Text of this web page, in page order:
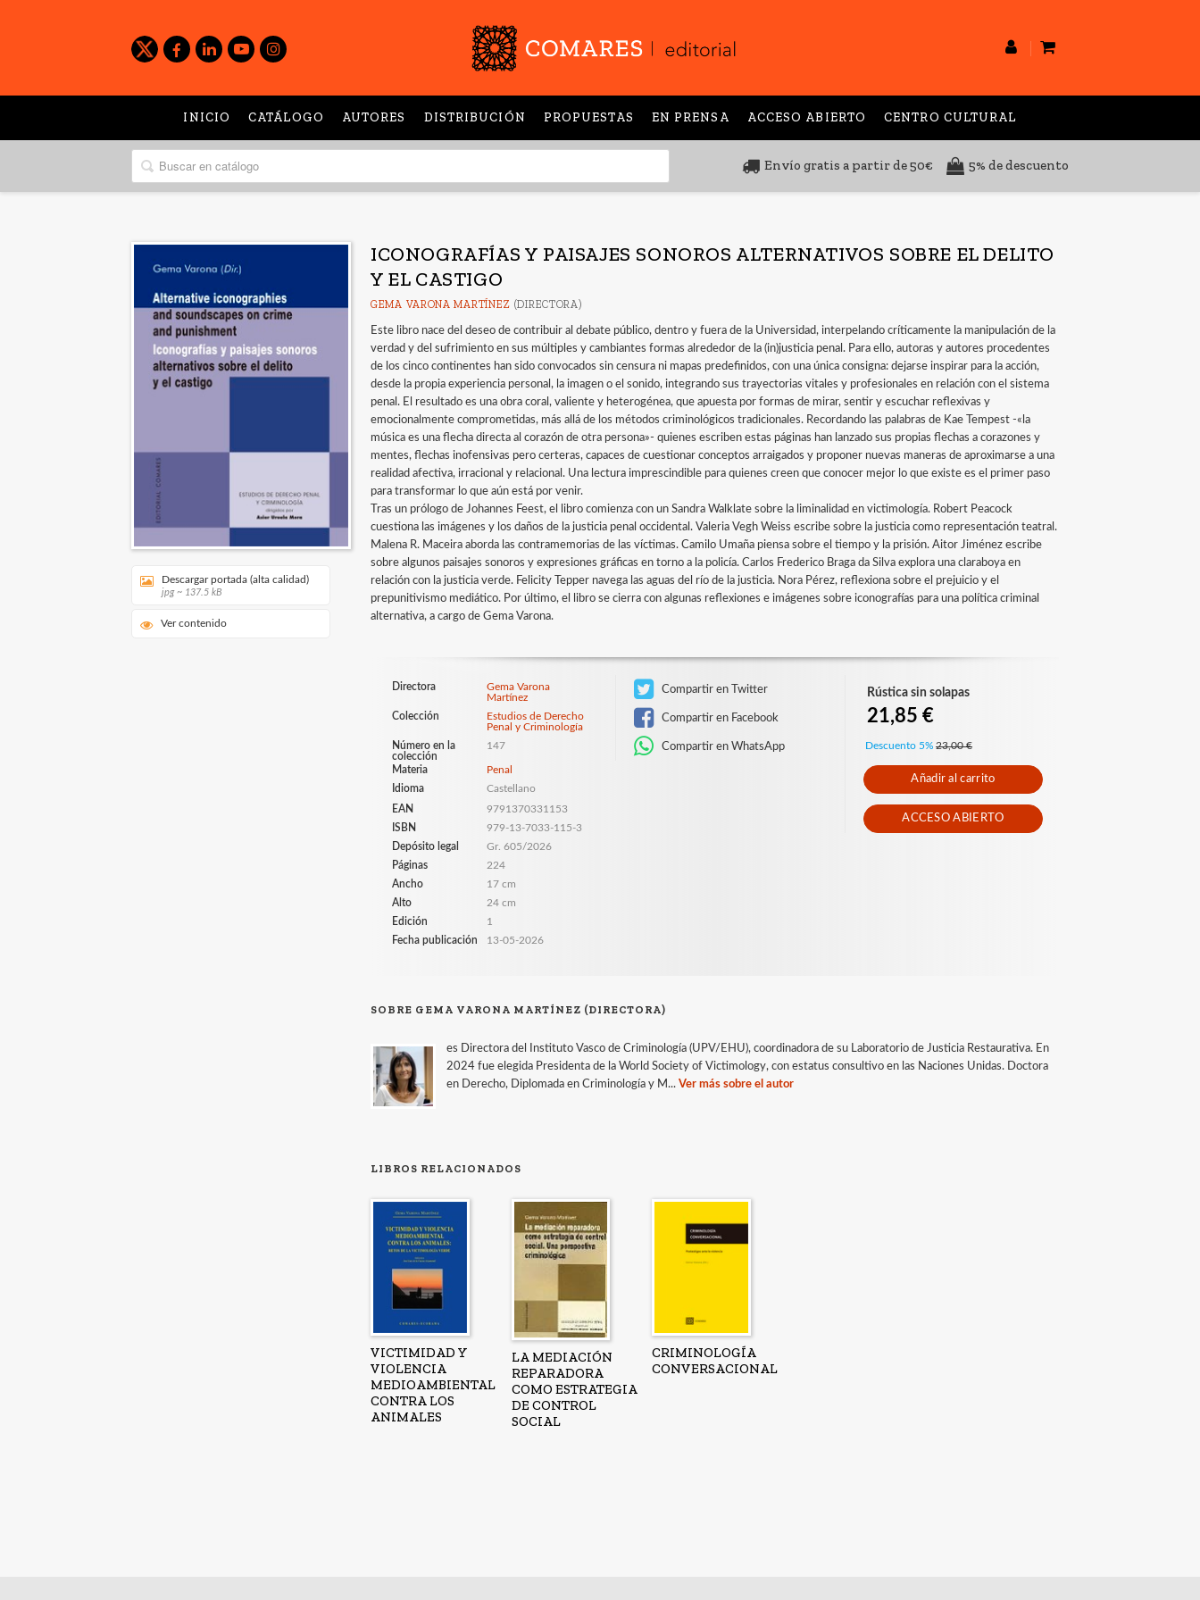
INICIO CATÁLOGO AUTORES DISTRIBUCIÓN PROPUESTAS EN PRENSA ACCESO ABIERTO CENTRO CULTURAL
Envío gratis a partir de 50€ 5% de descuento
Descargar portada (alta calidad)
jpg ~ 137.5 kB
Ver contenido
ICONOGRAFÍAS Y PAISAJES SONOROS ALTERNATIVOS SOBRE EL DELITO
Y EL CASTIGO
GEMA VARONA MARTÍNEZ (DIRECTORA)
Este libro nace del deseo de contribuir al debate público, dentro y fuera de la Universidad, interpelando críticamente la manipulación de la
verdad y del sufrimiento en sus múltiples y cambiantes formas alrededor de la (in)justicia penal. Para ello, autoras y autores procedentes
de los cinco continentes han sido convocados sin censura ni mapas predefinidos, con una única consigna: dejarse inspirar para la acción,
desde la propia experiencia personal, la imagen o el sonido, integrando sus trayectorias vitales y profesionales en relación con el sistema
penal. El resultado es una obra coral, valiente y heterogénea, que apuesta por formas de mirar, sentir y escuchar reflexivas y
emocionalmente comprometidas, más allá de los métodos criminológicos tradicionales. Recordando las palabras de Kae Tempest -«la
música es una flecha directa al corazón de otra persona»- quienes escriben estas páginas han lanzado sus propias flechas a corazones y
mentes, flechas inofensivas pero certeras, capaces de cuestionar conceptos arraigados y proponer nuevas maneras de aproximarse a una
realidad afectiva, irracional y relacional. Una lectura imprescindible para quienes creen que conocer mejor lo que existe es el primer paso
para transformar lo que aún está por venir.
Tras un prólogo de Johannes Feest, el libro comienza con un Sandra Walklate sobre la liminalidad en victimología. Robert Peacock
cuestiona las imágenes y los daños de la justicia penal occidental. Valeria Vegh Weiss escribe sobre la justicia como representación teatral.
Malena R. Maceira aborda las contramemorias de las víctimas. Camilo Umaña piensa sobre el tiempo y la prisión. Aitor Jiménez escribe
sobre algunos paisajes sonoros y expresiones gráficas en torno a la policía. Carlos Frederico Braga da Silva explora una claraboya en
relación con la justicia verde. Felicity Tepper navega las aguas del río de la justicia. Nora Pérez, reflexiona sobre el prejuicio y el
prepunitivismo mediático. Por último, el libro se cierra con algunas reflexiones e imágenes sobre iconografías para una política criminal
alternativa, a cargo de Gema Varona.
Directora
Gema Varona
Martínez
Colección
Estudios de Derecho
Penal y Criminología
Número en la
colección
147
Materia
Penal
Idioma
Castellano
EAN
9791370331153
ISBN
979-13-7033-115-3
Depósito legal
Gr. 605/2026
Páginas
224
Ancho
17 cm
Alto
24 cm
Edición
1
Fecha publicación
13-05-2026
Compartir en Twitter
Compartir en Facebook
Compartir en WhatsApp
Rústica sin solapas
21,85 €
Descuento 5% 23,00 €
Añadir al carrito
ACCESO ABIERTO
SOBRE GEMA VARONA MARTÍNEZ (DIRECTORA)
es Directora del Instituto Vasco de Criminología (UPV/EHU), coordinadora de su Laboratorio de Justicia Restaurativa. En
2024 fue elegida Presidenta de la World Society of Victimology, con estatus consultivo en las Naciones Unidas. Doctora
en Derecho, Diplomada en Criminología y M...Ver más sobre el autor
LIBROS RELACIONADOS
VICTIMIDAD Y
VIOLENCIA
MEDIOAMBIENTAL
CONTRA LOS
ANIMALES
LA MEDIACIÓN
REPARADORA
COMO ESTRATEGIA
DE CONTROL
SOCIAL
CRIMINOLOGÍA
CONVERSACIONAL